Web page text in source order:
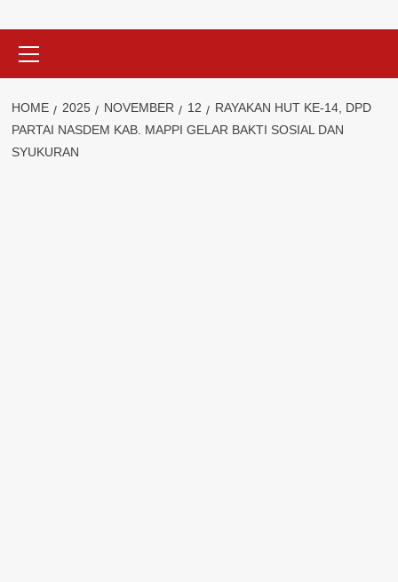
Menu
HOME 2025 NOVEMBER 12
RAYAKAN HUT KE-14, DPD
PARTAI NASDEM KAB. MAPPI GELAR BAKTI SOSIAL DAN
SYUKURAN